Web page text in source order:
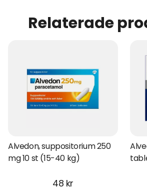
Relaterade
Alvedon, suppositorium 250
mg 10 st (15-40 kg)
48 kr